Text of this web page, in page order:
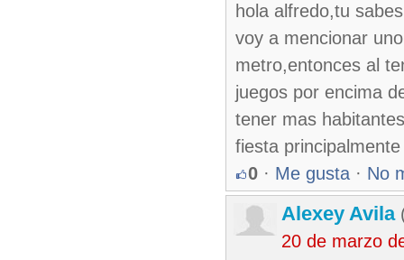
hola alfredo,tu
voy a mencionar
metro,entonces al
juegos por encima
tener mas
fiesta
0 · Me gusta · No
Alexey Avila
20 de marzo